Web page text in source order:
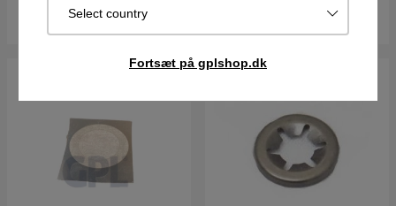
Select country
Fortsæt på gplshop.dk
Køb Køb